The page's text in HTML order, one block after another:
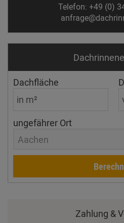
Telefon: +49 (0)
Dachfläche
ungefährer Ort
Aachen
Zahlung &